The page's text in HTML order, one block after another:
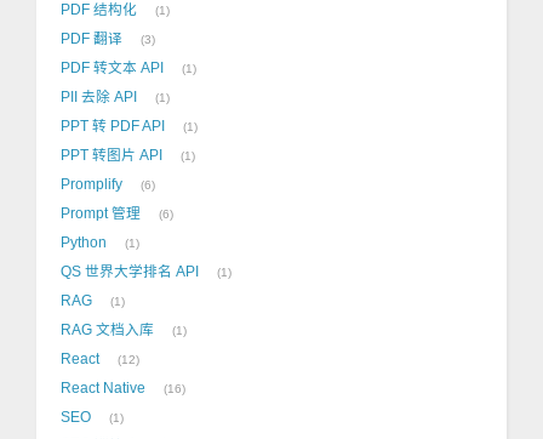
PDF 结构化 1
PDF 翻译 3
PDF 转文本 API 1
PII 去除 API 1
PPT 转 PDF API 1
PPT 转图片 API 1
Promplify 6
Prompt 管理 6
Python 1
QS 世界大学排名 API 1
RAG 1
RAG 文档入库 1
React 12
React Native 16
SEO 1